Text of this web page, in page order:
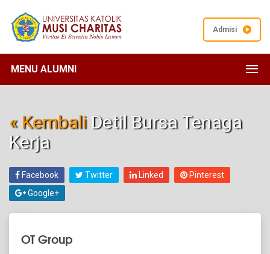
Admisi
MENU ALUMNI
« KembaliDetil Bursa Tenaga
Kerja
Facebook Twitter Linked
Pinterest
Google+
OT Group